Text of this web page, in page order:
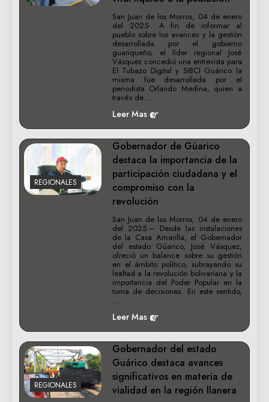
San Juan de los Morros, 04 de enero
del 2025-. A fin de informar al
pueblo sobre los avances y la gestión
desarrollada por el gobierno
guariqueño, el líder regional José
Vásquez concedió una entrevista para
El Tubazo Digital y SIBCI Guárico la
misma fue desarrollada por el
periodista Orlando Medina, quien a
través de…
Leer Mas
REGIONALES
Gobernador de Gúarico
destaca la importancia de la
participación ciudadana y el
compromiso con la
revolución
San Juan de los Morros, 04 de enero
del 2025.– Desde las instalaciones
de la Casa Amarilla, el Gobernador
del estado Gúarico, José Vásquez,
ofreció un balance sobre su gestión
en el ámbito político, subrayando su
lealtad a la revolución bolivariana y la
importancia del Poder Popular en la
toma de decisiones. En este sentido,
…
Leer Mas
REGIONALES
Gobernador del estado
Guárico destaca avances
significativos en materia de
vialidad en la región llanera